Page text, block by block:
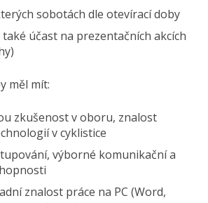
sobotách dle otevírací doby
účast na prezentačních akcích
měl mít:
zkušenost v oboru, znalost
v cyklistice
výborné komunikační a
znalost práce na PC (Word,